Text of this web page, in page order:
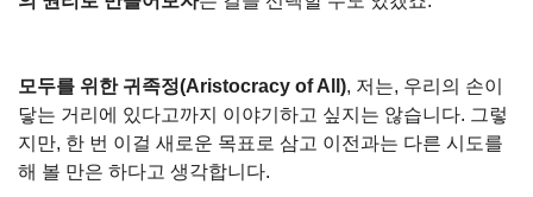
모두를 위한 귀족정(Aristocracy of All), 저는, 우리의 손이
닿는 거리에 있다고까지 이야기하고 싶지는 않습니다. 그렇
지만, 한 번 이걸 새로운 목표로 삼고 이전과는 다른 시도를
해 볼 만은 하다고 생각합니다.